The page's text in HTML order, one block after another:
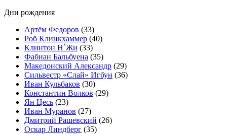
Дни рождения
Артём Федоров (33)
Роб Клинкхаммер (40)
Клинтон Н`Жи (33)
Фабиан Бальбуена (35)
Македонский Александр (29)
Сильвестр «Слай» Игбун (36)
Иван Кульбаков (30)
Константин Волков (29)
Ян Цесь (23)
Иван Муранов (27)
Дмитрий Рашевский (26)
Оскар Линдберг (35)